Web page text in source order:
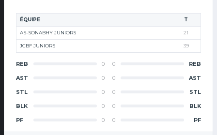
ÉQUIPE T
AS-SONABHY JUNIORS 21
JCBF JUNIORS 39
REB 0
AST 0
STL 0
BLK 0
PF 0
0 REB
0 AST
0 STL
0 BLK
0 PF